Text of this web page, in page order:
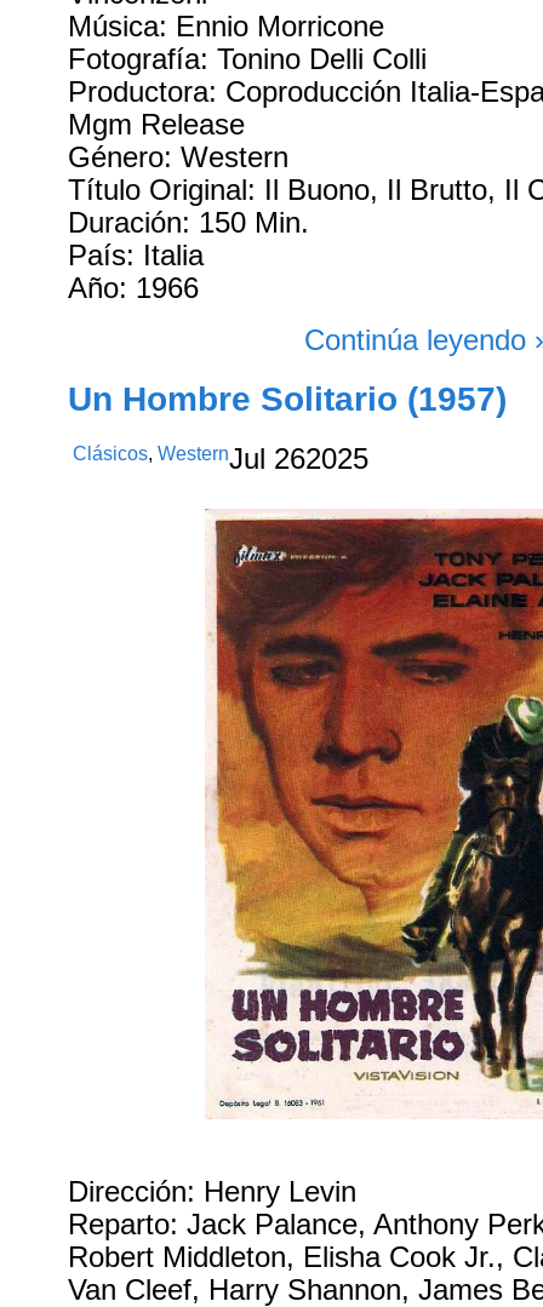
Música: Ennio Morricone
Fotografía: Tonino Delli Colli
Productora: Coproducción Italia-
Mgm Release
Género: Western
Título Original: Il Buono, Il Brutto, Il
Duración: 150 Min.
País: Italia
Año: 1966
Continúa leyendo
Un Hombre Solitario (1957)
Clásicos,WesternJul 262025
Dirección: Henry Levin
Reparto: Jack Palance, Anthony
Robert Middleton, Elisha Cook Jr.,
Van Cleef, Harry Shannon, James